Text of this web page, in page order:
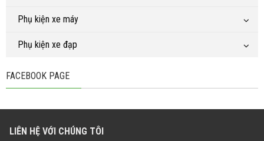
Phụ kiện xe máy
Phụ kiện xe đạp
FACEBOOK PAGE
LIÊN HỆ VỚI CHÚNG TÔI